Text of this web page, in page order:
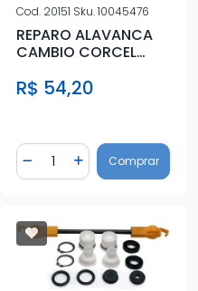
Cod. 20151 Sku.10045476
REPARO ALAVANCA
CAMBIO CORCEL
R$ 54,20
Diminuir Quantidade
Quantidade
AdicionarComprar